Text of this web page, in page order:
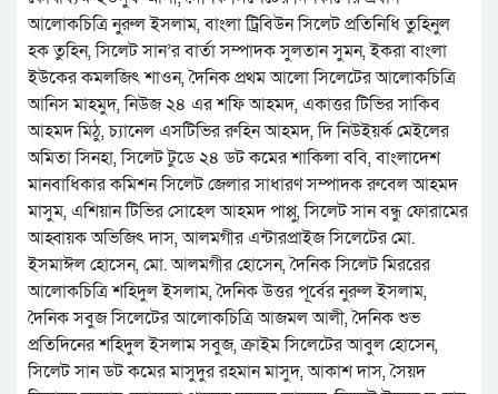
আলোকচিত্রি নুরুল ইসলাম, বাংলা ট্রিবিউন সিলেট প্রতিনিধি তুহিনুল
হক তুহিন, সিলেট সান’র বার্তা সম্পাদক সুলতান সুমন, ইকরা বাংলা
ইউকের কমলজিৎ শাওন, দৈনিক প্রথম আলো সিলেটের আলোকচিত্রি
আনিস মাহমুদ, নিউজ ২৪ এর শফি আহমদ, একাত্তর টিভির সাকিব
আহমদ মিঠু, চ্যানেল এসটিভির রুহিন আহমদ, দি নিউইয়র্ক মেইলের
অমিতা সিনহা, সিলেট টুডে ২৪ ডট কমের শাকিলা ববি, বাংলাদেশ
মানবাধিকার কমিশন সিলেট জেলার সাধারণ সম্পাদক রুবেল আহমদ
মাসুম, এশিয়ান টিভির সোহেল আহমদ পাপ্পু, সিলেট সান বন্ধু ফোরামের
আহ্বায়ক অভিজিৎ দাস, আলমগীর এন্টারপ্রাইজ সিলেটের মো.
ইসমাঈল হোসেন, মো. আলমগীর হোসেন, দৈনিক সিলেট মিররের
আলোকচিত্রি শহিদুল ইসলাম, দৈনিক উত্তর পূর্বের নুরুল ইসলাম,
দৈনিক সবুজ সিলেটের আলোকচিত্রি আজমল আলী, দৈনিক শুভ
প্রতিদিনের শহিদুল ইসলাম সবুজ, ক্রাইম সিলেটের আবুল হোসেন,
সিলেট সান ডট কমের মাসুদুর রহমান মাসুদ, আকাশ দাস, সৈয়দ